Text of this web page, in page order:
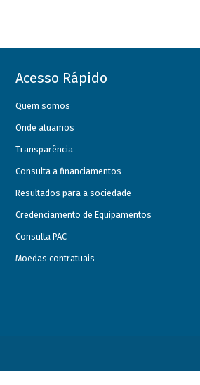
Acesso Rápido
Quem somos
Onde atuamos
Transparência
Consulta a financiamentos
Resultados para a sociedade
Credenciamento de Equipamentos
Consulta PAC
Moedas contratuais